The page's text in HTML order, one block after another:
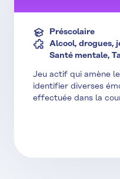
Préscolaire
Alcool, drogues,
Santé mentale,
Jeu actif qui amène
identifier diverses
effectuée dans la